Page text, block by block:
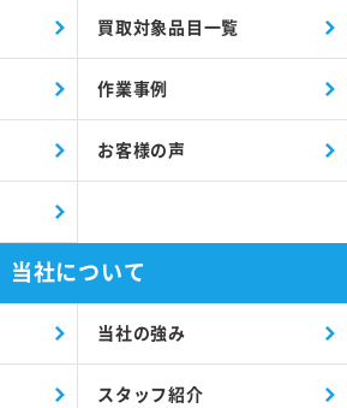
買取対象品目一覧
作業事例
お客様の声
当社について
当社の強み
スタッフ紹介